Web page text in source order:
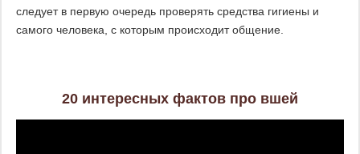
следует в первую очередь проверять средства гигиены и
самого человека, с которым происходит общение.
20 интересных фактов про вшей